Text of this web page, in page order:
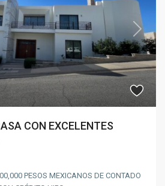
Next
CON EXCELENTES
PESOS MEXICANOS DE CONTADO